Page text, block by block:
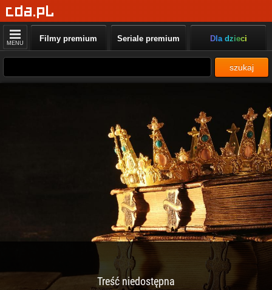
MENU Filmy premium Seriale premium Dla dzieci
szukaj
Treść niedostępna